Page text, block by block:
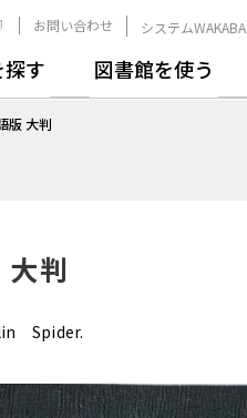
お問い合わせ システムWAKABA
す 図書館を使う
版 大判
判
Spider.